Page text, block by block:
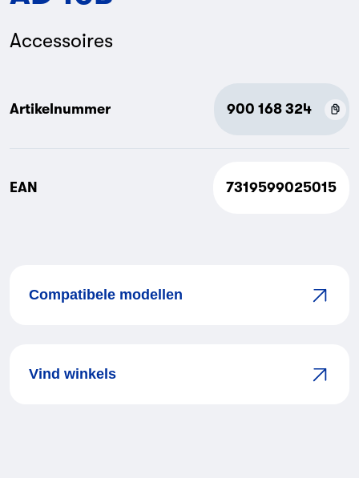
Accessoires
Artikelnummer 900 168 324
EAN 7319599025015
Compatibele modellen
Vind winkels